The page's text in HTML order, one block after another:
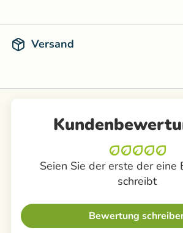
Versand
Seien Sie der erste der eine
schreibt
Bewertung